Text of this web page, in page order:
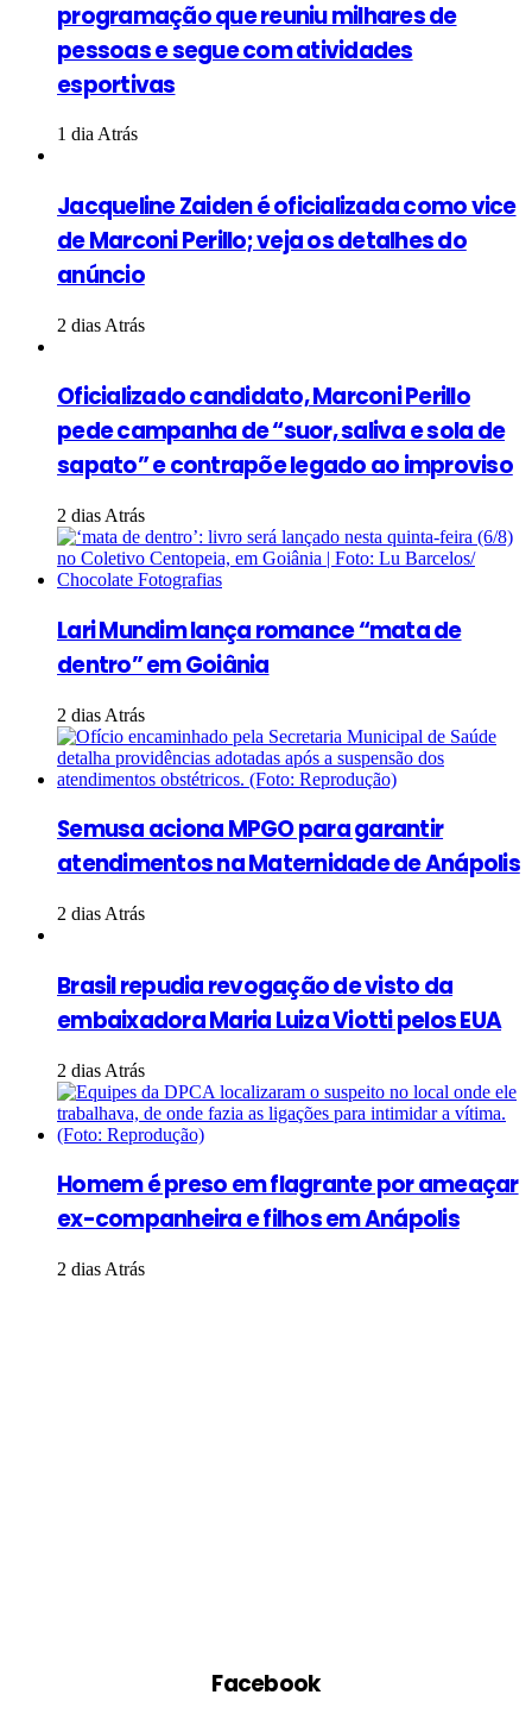
programação que reuniu milhares de
pessoas e segue com atividades
esportivas
1 dia Atrás
Jacqueline Zaiden é oficializada como vice
de Marconi Perillo; veja os detalhes do
anúncio
2 dias Atrás
Oficializado candidato, Marconi Perillo
pede campanha de “suor, saliva e sola de
sapato” e contrapõe legado ao improviso
2 dias Atrás
Lari Mundim lança romance “mata de
dentro” em Goiânia
2 dias Atrás
Semusa aciona MPGO para garantir
atendimentos na Maternidade de Anápolis
2 dias Atrás
Brasil repudia revogação de visto da
embaixadora Maria Luiza Viotti pelos EUA
2 dias Atrás
Homem é preso em flagrante por ameaçar
ex-companheira e filhos em Anápolis
2 dias Atrás
Facebook